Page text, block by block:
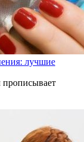
лучшие
прописывает